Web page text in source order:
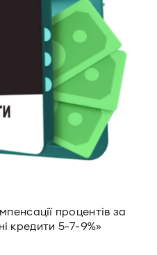
процентів за
кредити 5-7-9%»